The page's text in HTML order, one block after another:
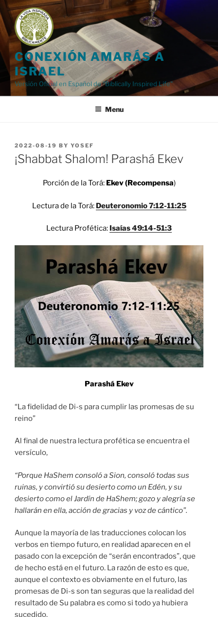
Skip
to
content
CONEXIÓN AMARÁS A
ISRAEL
Versión Oficial en Español de "Biblically Inspired Life"
Menu
POSTED
ON
2022-08-19 BY YOSEF
¡Shabbat Shalom! Parashá Ekev
Porción de la Torá: Ekev (Recompensa)
Lectura de la Torá: Deuteronomio 7:12-11:25
Lectura Profética: Isaías 49:14-51:3
Parashá Ekev
“La fidelidad de Di-s para cumplir las promesas de su
reino”
Al final de nuestra lectura profética se encuentra el
versículo,
“Porque HaShem consoló a Sion, consoló todas sus
ruinas, y convirtió su desierto como un Edén, y su
desierto como el Jardín de HaShem; gozo y alegría se
hallarán en ella, acción de gracias y voz de cántico”.
Aunque la mayoría de las traducciones colocan los
verbos en tiempo futuro, en realidad aparecen en el
pasado con la excepción de “serán encontrados”, que
de hecho está en el futuro. La razón de esto es que,
aunque el contexto es obviamente en el futuro, las
promesas de Di-s son tan seguras que la realidad del
resultado de Su palabra es como si todo ya hubiera
sucedido.